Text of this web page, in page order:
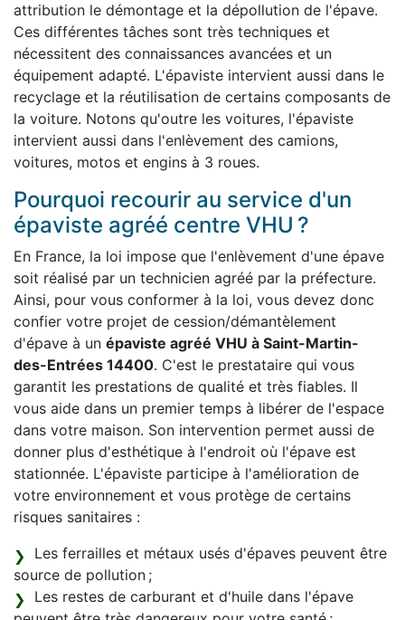
attribution le démontage et la dépollution de l'épave.
Ces différentes tâches sont très techniques et
nécessitent des connaissances avancées et un
équipement adapté. L'épaviste intervient aussi dans le
recyclage et la réutilisation de certains composants de
la voiture. Notons qu'outre les voitures, l'épaviste
intervient aussi dans l'enlèvement des camions,
voitures, motos et engins à 3 roues.
Pourquoi recourir au service d'un
épaviste agréé centre VHU ?
En France, la loi impose que l'enlèvement d'une épave
soit réalisé par un technicien agréé par la préfecture.
Ainsi, pour vous conformer à la loi, vous devez donc
confier votre projet de cession/démantèlement
d'épave à un épaviste agréé VHU à Saint-Martin-
des-Entrées 14400. C'est le prestataire qui vous
garantit les prestations de qualité et très fiables. Il
vous aide dans un premier temps à libérer de l'espace
dans votre maison. Son intervention permet aussi de
donner plus d'esthétique à l'endroit où l'épave est
stationnée. L'épaviste participe à l'amélioration de
votre environnement et vous protège de certains
risques sanitaires :
Les ferrailles et métaux usés d'épaves peuvent être
source de pollution ;
Les restes de carburant et d'huile dans l'épave